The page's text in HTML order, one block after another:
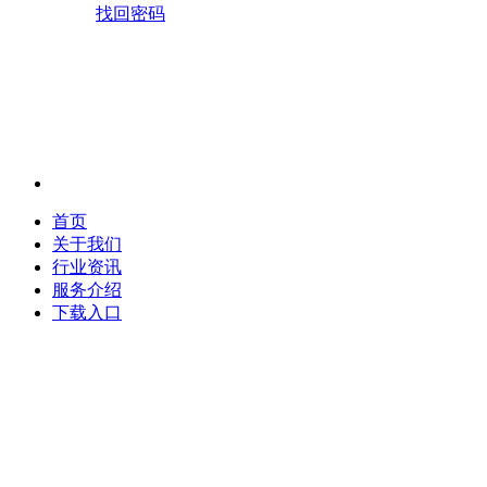
找回密码
首页
关于我们
行业资讯
服务介绍
下载入口